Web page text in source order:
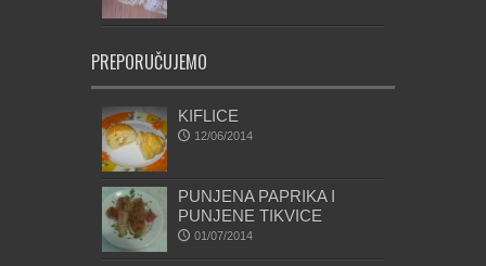
PREPORUČUJEMO
KIFLICE
12/06/2014
PUNJENA PAPRIKA I
PUNJENE TIKVICE
01/07/2014